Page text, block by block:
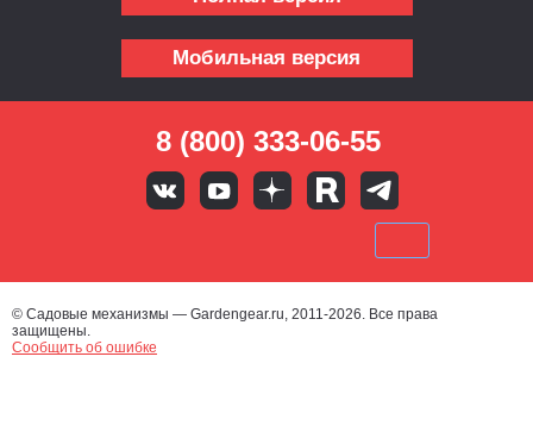
Мобильная версия
8 (800) 333-06-55
© Садовые механизмы — Gardengear.ru, 2011-2026. Все права
защищены.
Сообщить об ошибке